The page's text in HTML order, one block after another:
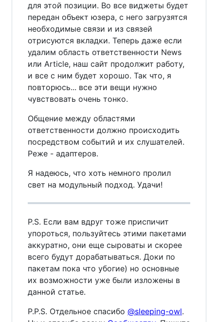
для этой позиции. Во все виджеты будет
передан объект юзера, с него загрузятся
необходимые связи и из связей
отрисуются вкладки. Теперь даже если
удалим область ответственности News
или Article, наш сайт продолжит работу,
и все с ним будет хорошо. Так что, я
повторюсь... все эти вещи нужно
чувствовать очень тонко.
Общение между областями
ответственности должно происходить
посредством событий и их слушателей.
Реже - адаптеров.
Я надеюсь, что хоть немного пролил
свет на модульный подход. Удачи!
P.S. Если вам вдруг тоже приспичит
упороться, пользуйтесь этими пакетами
аккуратно, они еще сыроваты и скорее
всего будут дорабатываться. Доки по
пакетам пока что убогие) но основные
их возможности уже были изложены в
данной статье.
P.P.S. Отдельное спасибо @sleeping-owl.